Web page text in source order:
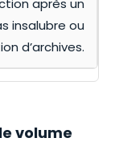
après un
insalubre ou
d’archives.
volume